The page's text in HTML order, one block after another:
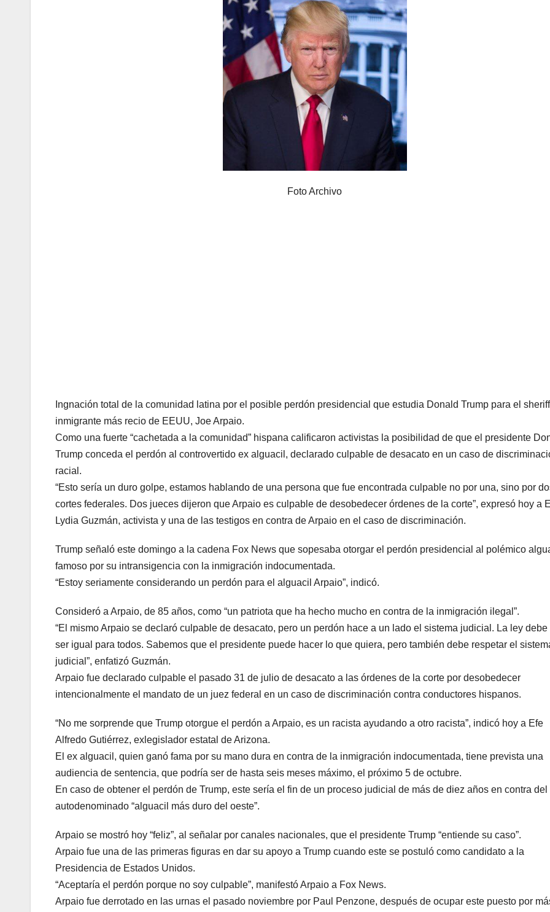
Foto Archivo
Ingnación total de la comunidad latina por el posible perdón presidencial que estudia Donald Trump para el
inmigrante más recio de EEUU, Joe Arpaio.
Como una fuerte “cachetada a la comunidad” hispana calificaron activistas la posibilidad de que el presidente
Trump conceda el perdón al controvertido ex alguacil, declarado culpable de desacato en un caso de
racial.
“Esto sería un duro golpe, estamos hablando de una persona que fue encontrada culpable no por una, sino por
cortes federales. Dos jueces dijeron que Arpaio es culpable de desobedecer órdenes de la corte”, expresó hoy a
Lydia Guzmán, activista y una de las testigos en contra de Arpaio en el caso de discriminación.
Trump señaló este domingo a la cadena Fox News que sopesaba otorgar el perdón presidencial al polémico
famoso por su intransigencia con la inmigración indocumentada.
“Estoy seriamente considerando un perdón para el alguacil Arpaio”, indicó.
Consideró a Arpaio, de 85 años, como “un patriota que ha hecho mucho en contra de la inmigración ilegal”.
“El mismo Arpaio se declaró culpable de desacato, pero un perdón hace a un lado el sistema judicial. La ley debe
ser igual para todos. Sabemos que el presidente puede hacer lo que quiera, pero también debe respetar el
judicial”, enfatizó Guzmán.
Arpaio fue declarado culpable el pasado 31 de julio de desacato a las órdenes de la corte por desobedecer
intencionalmente el mandato de un juez federal en un caso de discriminación contra conductores hispanos.
“No me sorprende que Trump otorgue el perdón a Arpaio, es un racista ayudando a otro racista”, indicó hoy a Efe
Alfredo Gutiérrez, exlegislador estatal de Arizona.
El ex alguacil, quien ganó fama por su mano dura en contra de la inmigración indocumentada, tiene prevista una
audiencia de sentencia, que podría ser de hasta seis meses máximo, el próximo 5 de octubre.
En caso de obtener el perdón de Trump, este sería el fin de un proceso judicial de más de diez años en contra del
autodenominado “alguacil más duro del oeste”.
Arpaio se mostró hoy “feliz”, al señalar por canales nacionales, que el presidente Trump “entiende su caso”.
Arpaio fue una de las primeras figuras en dar su apoyo a Trump cuando este se postuló como candidato a la
Presidencia de Estados Unidos.
“Aceptaría el perdón porque no soy culpable”, manifestó Arpaio a Fox News.
Arpaio fue derrotado en las urnas el pasado noviembre por Paul Penzone, después de ocupar este puesto por